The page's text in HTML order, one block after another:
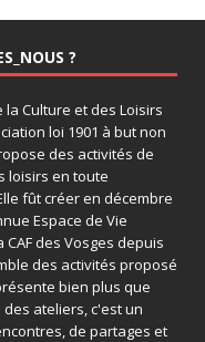
?
la Culture et des Loisirs
loi 1901 à but non
des activités de
loisirs en toute
fût créer en décembre
Espace de Vie
CAF des Vosges depuis
des activités proposé
bien plus que
ateliers, c'est un
de partages et